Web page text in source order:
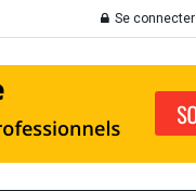
Se connecter